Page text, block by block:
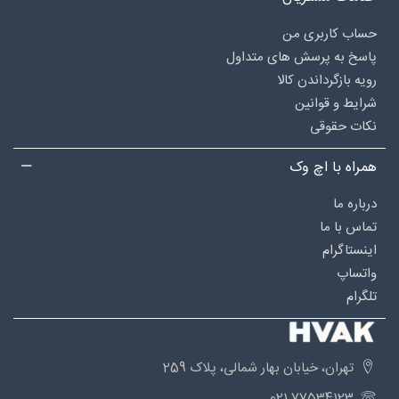
حساب کاربری من
پاسخ به پرسش های متداول
رویه بازگرداندن کالا
شرایط و قوانین
نکات حقوقی
همراه با اچ وک
درباره‌ ما
تماس با ما
اینستاگرام
واتساپ
تلگرام
تهران، خیابان بهار شمالی، پلاک 259